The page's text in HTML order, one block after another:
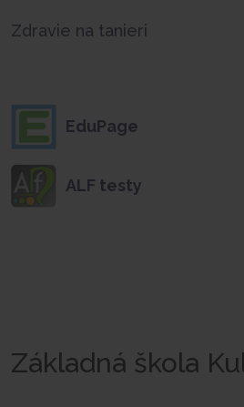
Zdravie na tanieri
EduPage
ALF testy
Základná škola